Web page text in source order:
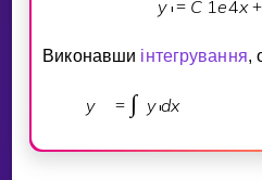
y′= C 1e4x +
Виконавши iнтегрування,
y =∫ y′dx